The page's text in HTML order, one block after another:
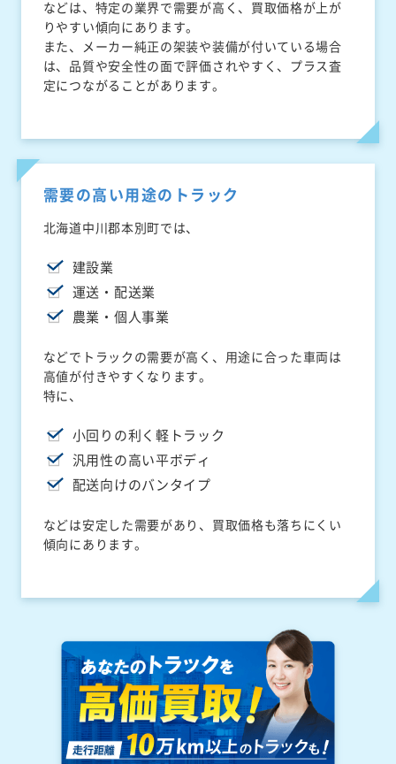
などは、特定の業界で需要が高く、買取価格が上が
りやすい傾向にあります。
また、メーカー純正の架装や装備が付いている場合
は、品質や安全性の面で評価されやすく、プラス査
定につながることがあります。
需要の高い用途のトラック
北海道中川郡本別町では、
建設業
運送・配送業
農業・個人事業
などでトラックの需要が高く、用途に合った車両は
高値が付きやすくなります。
特に、
小回りの利く軽トラック
汎用性の高い平ボディ
配送向けのバンタイプ
などは安定した需要があり、買取価格も落ちにくい
傾向にあります。